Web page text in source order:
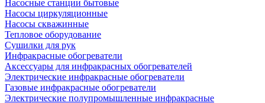
Насосные станции бытовые
Насосы циркуляционные
Насосы скважинные
Тепловое оборудование
Сушилки для рук
Инфракрасные обогреватели
Аксессуары для инфракрасных обогревателей
Электрические инфракрасные обогреватели
Газовые инфракрасные обогреватели
Электрические полупромышленные инфракрасные